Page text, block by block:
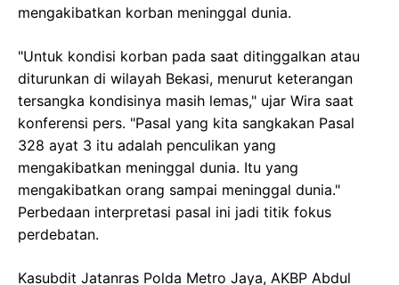
mengakibatkan korban meninggal dunia.
"Untuk kondisi korban pada saat ditinggalkan atau
diturunkan di wilayah Bekasi, menurut keterangan
tersangka kondisinya masih lemas," ujar Wira saat
konferensi pers. "Pasal yang kita sangkakan Pasal
328 ayat 3 itu adalah penculikan yang
mengakibatkan meninggal dunia. Itu yang
mengakibatkan orang sampai meninggal dunia."
Perbedaan interpretasi pasal ini jadi titik fokus
perdebatan.
Kasubdit Jatanras Polda Metro Jaya, AKBP Abdul